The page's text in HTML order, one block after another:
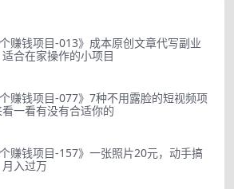
个赚钱项目-013》成本原创文章代写副业
合在家操作的小项目
个赚钱项目-077》7种不用露脸的短视频项
看一看有没有合适你的
个赚钱项目-157》一张照片20元，动手搞
入过万